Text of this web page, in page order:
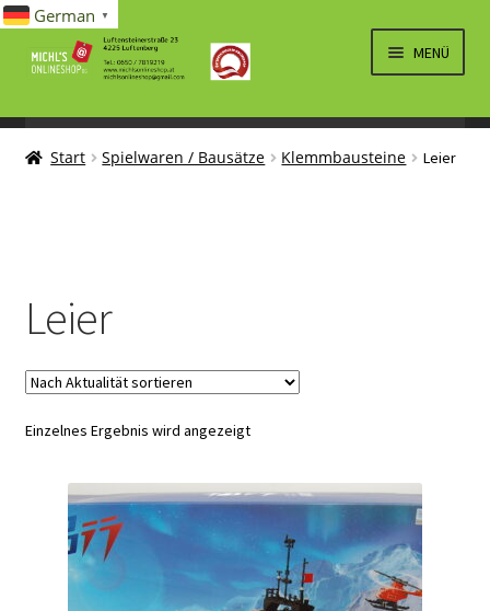
Navigation
Inhalt
MENÜ
SPIELWAREN/BAUSÄTZE
ÖFFNEN
KLEMMBAUSTEINE
JIESTAR
JUHANG
LEIBAO
LEIER
Start Spielwaren / Bausätze Klemmbausteine Leier
Leier
Einzelnes Ergebnis wird angezeigt
German ▼